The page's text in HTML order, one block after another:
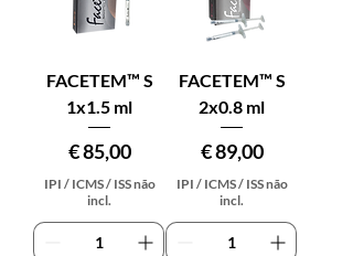
FACETEM™ S
1x1.5 ml
Preço
€ 85,00
IPI / ICMS / ISS não
incl.
FACETEM™ S
2x0.8 ml
Preço
€ 89,00
IPI / ICMS / ISS não
incl.